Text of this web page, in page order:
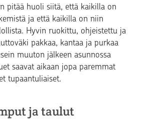
pitää huoli siitä, että kaikilla on
ja että kaikilla on niin
Hyvin ruokittu, ohjeistettu ja
pakkaa, kantaa ja purkaa
muuton jälkeen asunnossa
saavat aikaan jopa paremmat
tupaantuliaiset.
ja taulut